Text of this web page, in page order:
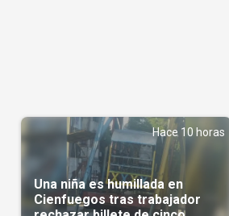
Hace 10 horas
Una niña es humillada en
Cienfuegos tras trabajador